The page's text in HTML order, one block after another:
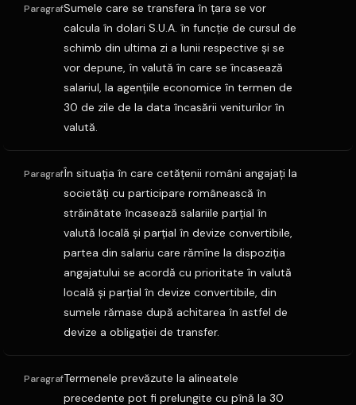
ParagrafSumele care se transfera în ţara se vor
calcula în dolari S.U.A. în funcţie de cursul de
schimb din ultima zi a lunii respective şi se
vor depune, în valută în care se încasează
salariul, la agenţiile economice în termen de
30 de zile de la data încasării veniturilor în
valută.
ParagrafÎn situaţia în care cetăţenii români angajaţi la
societăţi cu participare românească în
străinătate încasează salariile parţial în
valută locală şi parţial în devize convertibile,
partea din salariu care rămîne la dispoziţia
angajatului se acordă cu prioritate în valută
locală şi parţial în devize convertibile, din
sumele rămase după achitarea în astfel de
devize a obligaţiei de transfer.
ParagrafTermenele prevăzute la alineatele
precedente pot fi prelungite cu pînă la 30